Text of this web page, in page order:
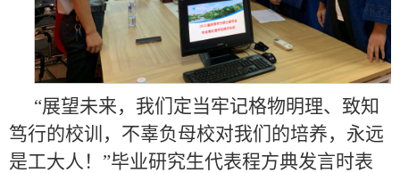
“展望未来，我们定当牢记格物明理、致知
笃行的校训，不辜负母校对我们的培养，永远
是工大人！”毕业研究生代表程方典发言时表